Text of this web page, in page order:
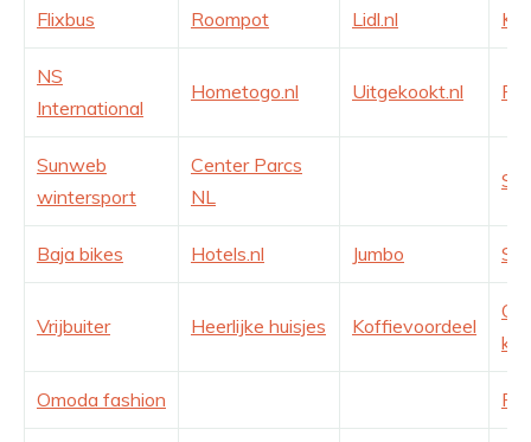
Flixbus Roompot Lidl.nl
NS
International
Hometogo.nl Uitgekookt.nl
Sunweb
wintersport
Center Parcs
NL
Baja bikes Hotels.nl Jumbo
Vrijbuiter Heerlijke huisjes Koffievoordeel
Omoda fashion